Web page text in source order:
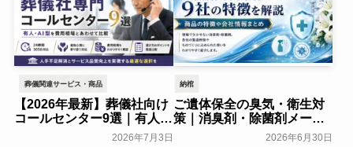
葬儀関連サービス・商品
【2026年最新】葬儀社向け
コールセンター9選｜有人・
AI型を費用相場とあわせて
2026年7月3日
納棺
ご遺体保全の臭気・衛生対
策｜消臭剤・除菌剤メーカ
ー9社の特徴を解説2026年6月30日